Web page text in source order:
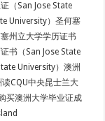
（San Jose State
University）圣何塞
州立大学学历证书
书（San Jose State
University）澳洲
CQU中央昆士兰大
买澳洲大学毕业证成